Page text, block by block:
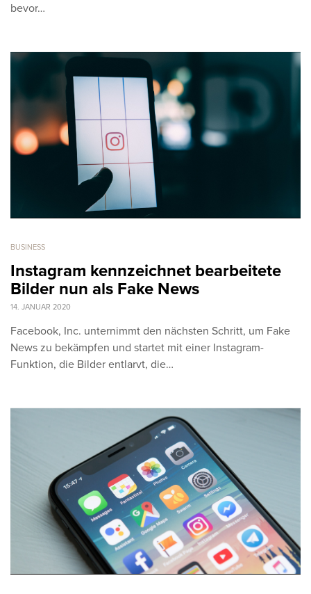
bevor…
BUSINESS
Instagram kennzeichnet bearbeitete
Bilder nun als Fake News
14. JANUAR 2020
Facebook, Inc. unternimmt den nächsten Schritt, um Fake
News zu bekämpfen und startet mit einer Instagram-
Funktion, die Bilder entlarvt, die…